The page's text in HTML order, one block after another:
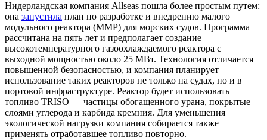
Нидерландская компания Allseas пошла более простым путем:
она запустила план по разработке и внедрению малого
модульного реактора (ММР) для морских судов. Программа
рассчитана на пять лет и предполагает создание
высокотемпературного газоохлаждаемого реактора с
выходной мощностью около 25 МВт. Технология отличается
повышенной безопасностью, и компания планирует
использование таких реакторов не только на судах, но и в
портовой инфраструктуре. Реактор будет использовать
топливо TRISO — частицы обогащенного урана, покрытые
слоями углерода и карбида кремния. Для уменьшения
экологической нагрузки компания собирается также
применять отработавшее топливо повторно.